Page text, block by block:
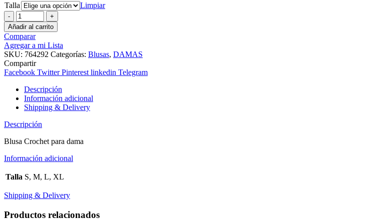
Talla
Limpiar
Blusa
Crochet
para
dama
cantidad
Añadir al carrito
Comparar
Agregar a mi Lista
SKU: 764292 Categorías: Blusas, DAMAS
Compartir
Facebook Twitter Pinterest linkedin Telegram
Descripción
Información adicional
Shipping & Delivery
Descripción
Blusa Crochet para dama
Información adicional
Talla S, M, L, XL
Shipping & Delivery
Productos relacionados